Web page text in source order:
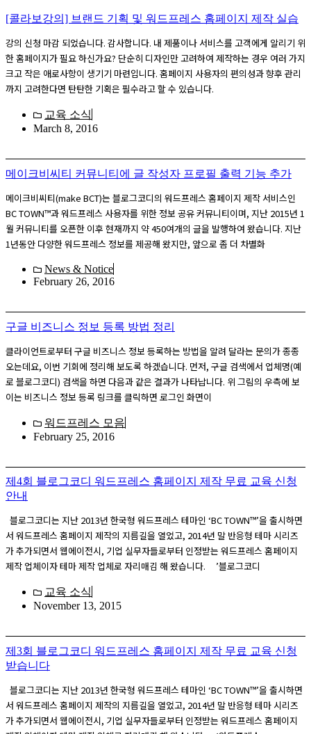
[콜라보강의] 브랜드 기획 및 워드프레스 홈페이지 제작 실습
강의 신청 마감 되었습니다. 감사합니다. 내 제품이나 서비스를 고객에게 알리기 위
한 홈페이지가 필요 하신가요? 단순히 디자인만 고려하여 제작하는 경우 여러 가지
크고 작은 애로사항이 생기기 마련입니다. 홈페이지 사용자의 편의성과 향후 관리
까지 고려한다면 탄탄한 기획은 필수라고 할 수 있습니다.
교육 소식
March 8, 2016
메이크비씨티 커뮤니티에 글 작성자 프로필 출력 기능 추가
메이크비씨티(make BCT)는 블로그코디의 워드프레스 홈페이지 제작 서비스인
BC TOWN™과 워드프레스 사용자를 위한 정보 공유 커뮤니티이며, 지난 2015년 1
월 커뮤니티를 오픈한 이후 현재까지 약 450여개의 글을 발행하여 왔습니다. 지난
1년동안 다양한 워드프레스 정보를 제공해 왔지만, 앞으로 좀 더 차별화
News & Notice
February 26, 2016
구글 비즈니스 정보 등록 방법 정리
클라이언트로부터 구글 비즈니스 정보 등록하는 방법을 알려 달라는 문의가 종종
오는데요, 이번 기회에 정리해 보도록 하겠습니다. 먼저, 구글 검색에서 업체명(예
로 블로그코디) 검색을 하면 다음과 같은 결과가 나타납니다. 위 그림의 우측에 보
이는 비즈니스 정보 등록 링크를 클릭하면 로그인 화면이
워드프레스 모음
February 25, 2016
제4회 블로그코디 워드프레스 홈페이지 제작 무료 교육 신청
안내
블로그코디는 지난 2013년 한국형 워드프레스 테마인 ‘BC TOWN™’을 출시하면
서 워드프레스 홈페이지 제작의 지름길을 열었고, 2014년 말 반응형 테마 시리즈
가 추가되면서 웹에이전시, 기업 실무자들로부터 인정받는 워드프레스 홈페이지
제작 업체이자 테마 제작 업체로 자리매김 해 왔습니다. ’블로그코디
교육 소식
November 13, 2015
제3회 블로그코디 워드프레스 홈페이지 제작 무료 교육 신청
받습니다
블로그코디는 지난 2013년 한국형 워드프레스 테마인 ‘BC TOWN™’을 출시하면
서 워드프레스 홈페이지 제작의 지름길을 열었고, 2014년 말 반응형 테마 시리즈
가 추가되면서 웹에이전시, 기업 실무자들로부터 인정받는 워드프레스 홈페이지